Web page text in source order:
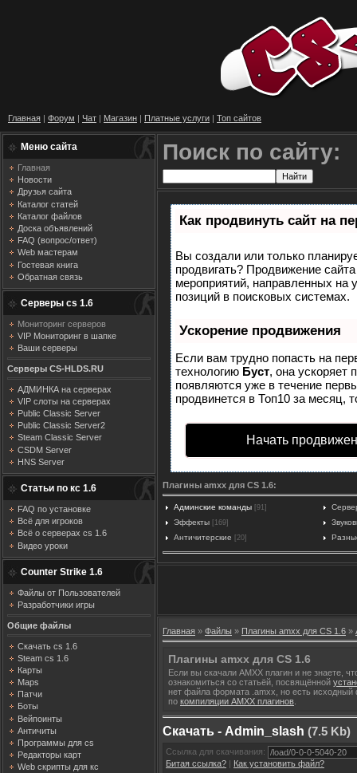
Главная | Форум | Чат | Магазин | Платные услуги | Топ сайтов
Меню сайта
Главная
Новости
Друзья сайта
Каталог статей
Каталог файлов
Доска объявлений
FAQ (вопрос/ответ)
Web мастерам
Гостевая книга
Обратная связь
Серверы cs 1.6
Мониторинг серверов
VIP Мониторинг в шапке
Ваши серверы
Серверы CS-HLDS.RU
АДМИНКА на серверах
VIP слоты на серверах
Public Classic Server
Public Classic Server2
Steam Classic Server
CSDM Server
HNS Server
Статьи по кс 1.6
FAQ по установке
Всё для игроков
Всё о серверах cs 1.6
Видео уроки
Counter Strike 1.6
Файлы от Пользователей
Разработчики игры
Общие файлы
Скачать cs 1.6
Steam cs 1.6
Карты
Maps
Патчи
Боты
Вейпоинты
Античиты
Программы для cs
Редакторы карт
Web скрипты для кс
Поиск по сайту:
Как продвинуть сайт на
Вы создали или только
продвигать? Продвижение
мероприятий, направленных на
позиций в поисковых системах.
Ускорение продвижения
Если вам трудно попасть на
технологию Буст, она ускоряет
появляются уже в течение
продвинется в Топ10 за месяц,
Начать
Плагины amxx для CS 1.6:
Админские команды [91]
Эффекты
[169]
Античитерские
[20]
Главная » Файлы » Плагины amxx для CS 1.6 »
Плагины amxx для CS 1.6
Если вы скачали AMXX плагин и не знаете,
ознакомиться со статьёй, посвящённой
нет файла формата .amxx, но есть исходный
по компиляции AMXX плагинов
Скачать - Admin_slash (7.5 Kb)
Ссылка для скачивания:
Битая ссылка?
Как установить файл?